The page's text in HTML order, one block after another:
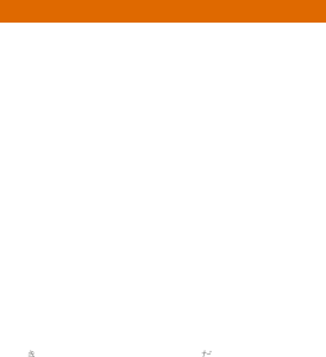
き だ